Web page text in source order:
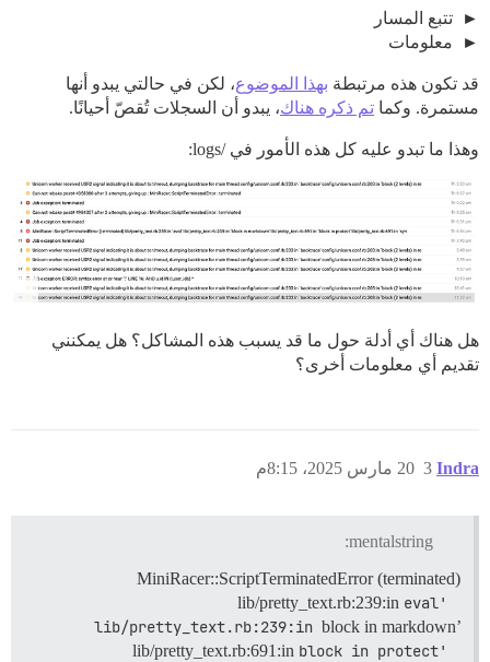
تتبع المسار
معلومات
قد تكون هذه مرتبطة بهذا الموضوع، لكن في حالتي يبدو أنها
مستمرة. وكما تم ذكره هناك، يبدو أن السجلات تُقصّ أحيانًا.
وهذا ما تبدو عليه كل هذه الأمور في /logs:
هل هناك أي أدلة حول ما قد يسبب هذه المشاكل؟ هل يمكنني
تقديم أي معلومات أخرى؟
Indra 20 مارس 2025، 8:15م 3
mentalstring:
MiniRacer::ScriptTerminatedError (terminated)
lib/pretty_text.rb:239:in eval'
lib/pretty_text.rb:239:in block in markdown’
lib/pretty_text.rb:691:in block in protect'